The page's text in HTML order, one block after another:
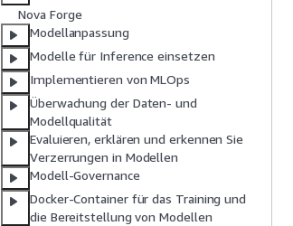
Nova Forge
Modellanpassung
Modelle für Inference einsetzen
Implementieren von MLOps
Überwachung der Daten- und
Modellqualität
Evaluieren, erklären und erkennen Sie
Verzerrungen in Modellen
Modell-Governance
Docker-Container für das Training und
die Bereitstellung von Modellen